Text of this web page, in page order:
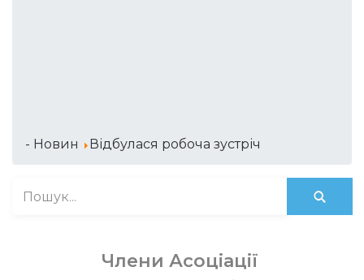
- Новин Відбулася робоча зустріч
Члени Асоціації